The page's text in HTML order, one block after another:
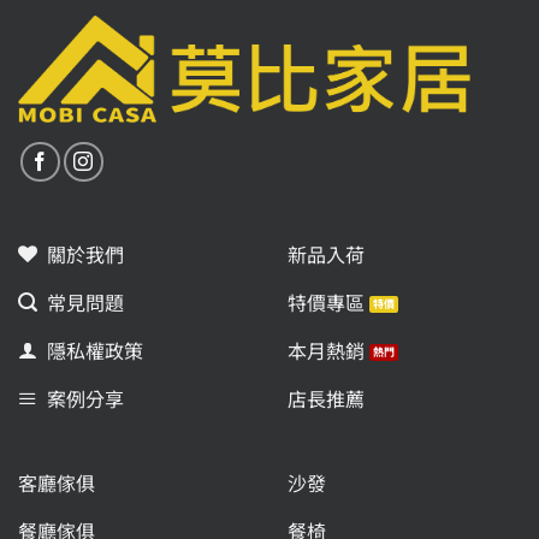
關於我們
常見問題
隱私權政策
案例分享
新品入荷
特價專區
本月熱銷
店長推薦
客廳傢俱
餐廳傢俱
沙發
餐椅